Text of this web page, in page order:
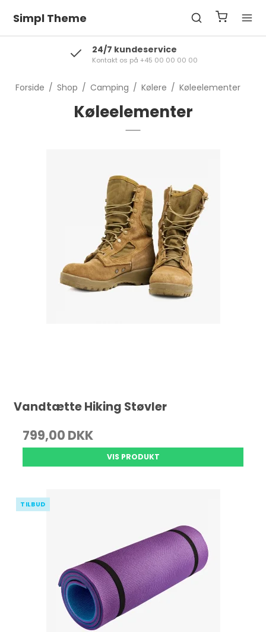
Simpl Theme
24/7 kundeservice
Kontakt os på +45 00 00 00 00
Forside / Shop / Camping / Kølere / Køleelementer
Køleelementer
Vandtætte Hiking Støvler
799,00 DKK
VIS PRODUKT
TILBUD